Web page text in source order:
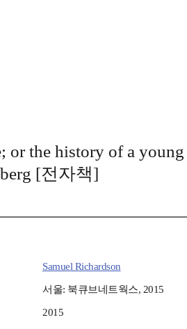
or the history of a
[전자책]
Samuel Richardson
서울: 북큐브네트웍스, 2015
2015